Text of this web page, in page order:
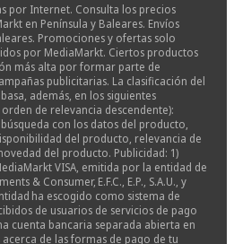
por Internet. Consulta los precios
en Península y Baleares. Envíos
Promociones y ofertas solo
por MediaMarkt. Ciertos productos
más alta por formar parte de
publicitarias. La clasificación del
además, en los siguientes
de relevancia descendente):
con los datos del producto,
del producto, relevancia de
del producto. Publicidad: 1)
VISA, emitida por la entidad de
& Consumer, E.F.C., E.P., S.A.U., y
ha escogido como sistema de
de usuarios de servicios de pago
cuenta bancaria separada abierta en
acerca de las formas de pago de tu